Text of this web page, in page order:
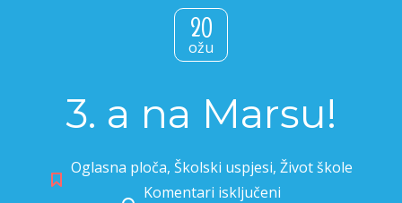
20
ožu
3. a na Marsu!
Oglasna ploča, Školski uspjesi, Život škole
Komentari isključeni